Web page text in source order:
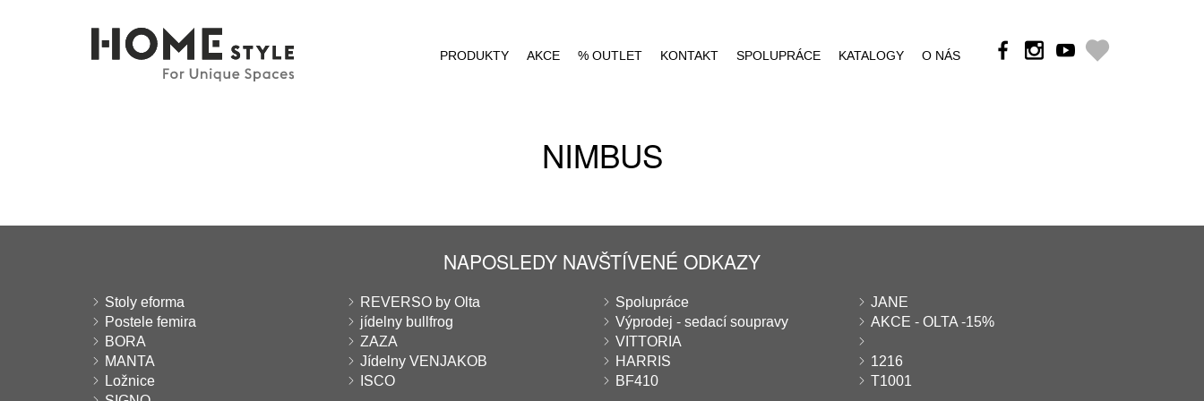
PRODUKTY AKCE % OUTLET KONTAKT SPOLUPRÁCE KATALOGY O NÁS
NIMBUS
NAPOSLEDY NAVŠTÍVENÉ ODKAZY
Stoly eforma REVERSO by Olta Spolupráce
JANE
Postele femira
jídelny bullfrog Výprodej - sedací soupravy
AKCE - OLTA -15%
BORA
ZAZA
VITTORIA
MANTA
Jídelny VENJAKOB HARRIS
1216
Ložnice
ISCO BF410
T1001